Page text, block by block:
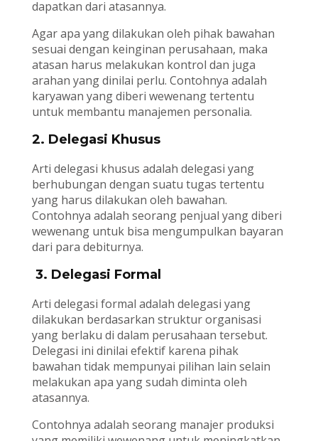
dapatkan dari atasannya.
Agar apa yang dilakukan oleh pihak bawahan
sesuai dengan keinginan perusahaan, maka
atasan harus melakukan kontrol dan juga
arahan yang dinilai perlu. Contohnya adalah
karyawan yang diberi wewenang tertentu
untuk membantu manajemen personalia.
2. Delegasi Khusus
Arti delegasi khusus adalah delegasi yang
berhubungan dengan suatu tugas tertentu
yang harus dilakukan oleh bawahan.
Contohnya adalah seorang penjual yang diberi
wewenang untuk bisa mengumpulkan bayaran
dari para debiturnya.
3. Delegasi Formal
Arti delegasi formal adalah delegasi yang
dilakukan berdasarkan struktur organisasi
yang berlaku di dalam perusahaan tersebut.
Delegasi ini dinilai efektif karena pihak
bawahan tidak mempunyai pilihan lain selain
melakukan apa yang sudah diminta oleh
atasannya.
Contohnya adalah seorang manajer produksi